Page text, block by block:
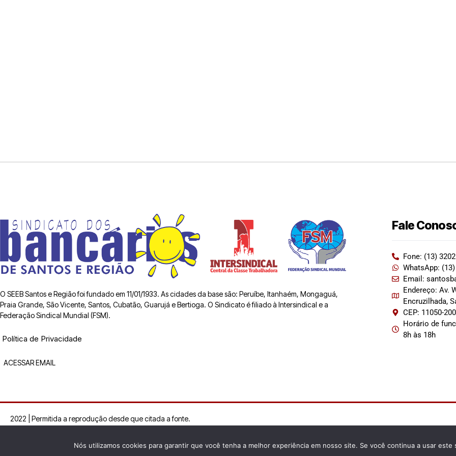
O SEEB Santos e Região foi fundado em 11/01/1933. As cidades da base são: Peruíbe, Itanhaém, Mongaguá,
Praia Grande, São Vicente, Santos, Cubatão, Guarujá e Bertioga. O Sindicato é filiado à Intersindical e a
Federação Sindical Mundial (FSM).
Política de Privacidade
ACESSAR EMAIL
Fale
Fone: (13)
WhatsApp:
Email:
Endereço: Av.
Encruzilhada,
CEP: 11050-200
Horário de
8h às 18h
2022 | Permitida a reprodução desde que citada a fonte.
Nós utilizamos cookies para garantir que você tenha a melhor experiência em nosso site. Se você continua a usar